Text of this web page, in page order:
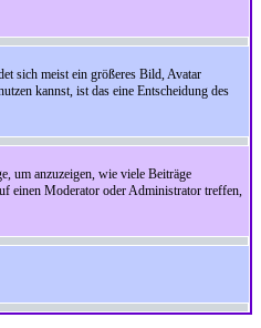
sich meist ein größeres Bild, Avatar
kannst, ist das eine Entscheidung des
um anzuzeigen, wie viele Beiträge
einen Moderator oder Administrator treffen,